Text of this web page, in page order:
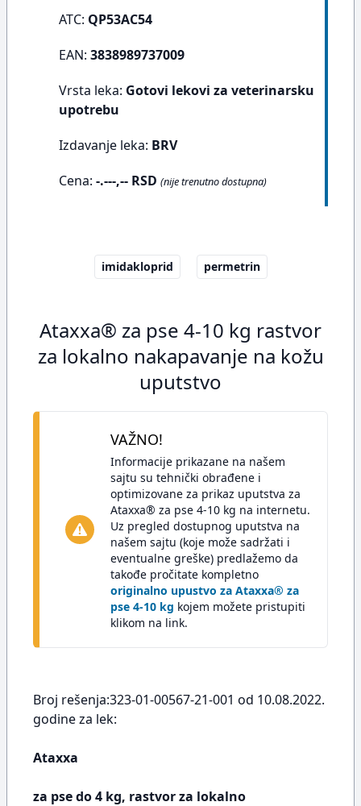
ATC: QP53AC54
EAN: 3838989737009
Vrsta leka: Gotovi lekovi za veterinarsku
upotrebu
Izdavanje leka: BRV
Cena: -.---,-- RSD (nije trenutno dostupna)
imidakloprid permetrin
Ataxxa® za pse 4-10 kg rastvor
za lokalno nakapavanje na kožu
uputstvo
VAŽNO!
Informacije prikazane na našem
sajtu su tehnički obrađene i
optimizovane za prikaz uputstva za
Ataxxa® za pse 4-10 kg na internetu.
Uz pregled dostupnog uputstva na
našem sajtu (koje može sadržati i
eventualne greške) predlažemo da
takođe pročitate kompletno
originalno upustvo za Ataxxa® za
pse 4-10 kg kojem možete pristupiti
klikom na link.
Broj rešenja:323-01-00567-21-001 od 10.08.2022.
godine za lek:
Ataxxa
za pse do 4 kg, rastvor za lokalno